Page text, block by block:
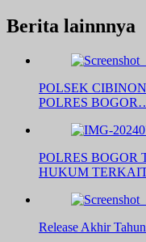
Berita lainnnya
POLSEK
POLRES
POLRES BOGOR
HUKUM
Release Akhir